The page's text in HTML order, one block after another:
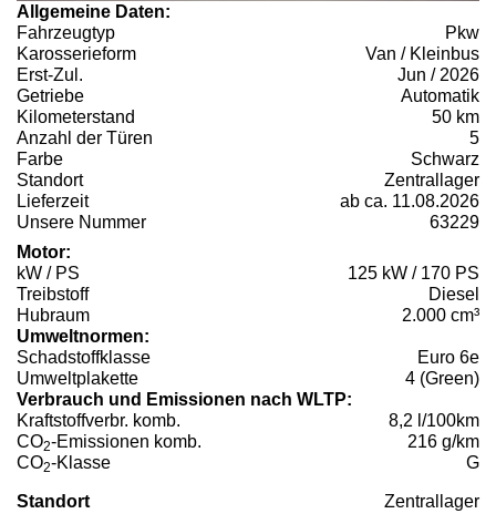
Allgemeine Daten:
Fahrzeugtyp
Pkw
Karosserieform
Van / Kleinbus
Erst-Zul.
Jun / 2026
Getriebe
Automatik
Kilometerstand
50 km
Anzahl der Türen
5
Farbe
Schwarz
Standort
Zentrallager
Lieferzeit
ab ca. 11.08.2026
Unsere Nummer
63229
Motor:
kW / PS
125 kW / 170 PS
Treibstoff
Diesel
Hubraum
2.000 cm³
Umweltnormen:
Schadstoffklasse
Euro 6e
Umweltplakette
4 (Green)
Verbrauch und Emissionen nach WLTP:
Kraftstoffverbr. komb.
8,2 l/100km
CO2-Emissionen komb.
216 g/km
CO2-Klasse G
Standort Zentrallager